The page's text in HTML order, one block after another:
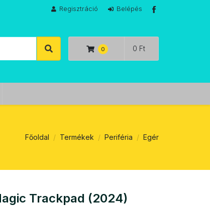
Regisztráció Belépés
0 Ft
Főoldal Termékek Periféria Egér
Trackpad (2024)